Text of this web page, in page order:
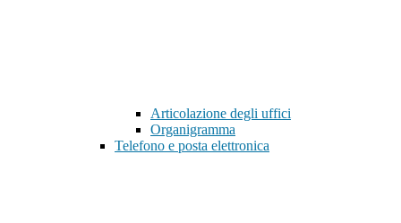
Articolazione degli uffici
Organigramma
Telefono e posta elettronica